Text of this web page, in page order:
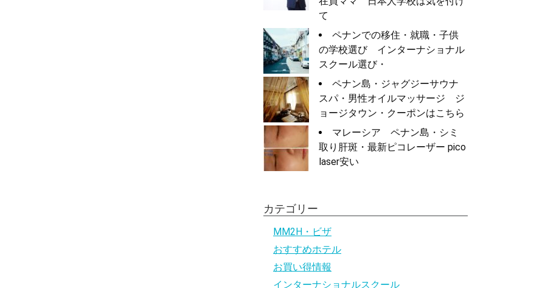
て
ペナンでの移住・就職・子供
の学校選び インターナショナル
スクール選び・
ペナン島・ジャグジーサウナ
スパ・男性オイルマッサージ ジ
ョージタウン・クーポンはこちら
マレーシア ペナン島・シミ
取り肝斑・最新ピコレーザー pico
laser安い
カテゴリー
MM2H・ビザ
おすすめホテル
お買い得情報
インターナショナルスクール